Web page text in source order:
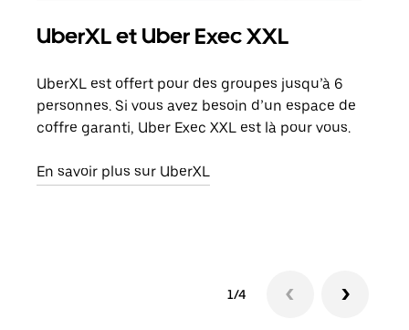
UberXL et Uber Exec XXL
UberXL est offert pour des groupes jusqu’à 6
personnes. Si vous avez besoin d’un espace de
coffre garanti, Uber Exec XXL est là pour vous.
En savoir plus sur UberXL
1/4